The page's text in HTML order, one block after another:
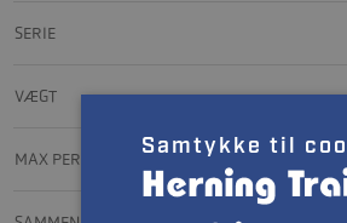
SERIE
VÆGT
MAX PERSONER Samtykke til